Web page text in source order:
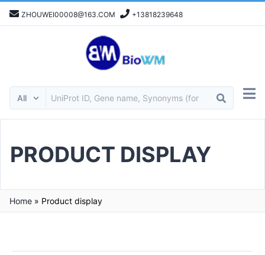
ZHOUWEI00008@163.COM +13818239648
PRODUCT DISPLAY
Home » Product display